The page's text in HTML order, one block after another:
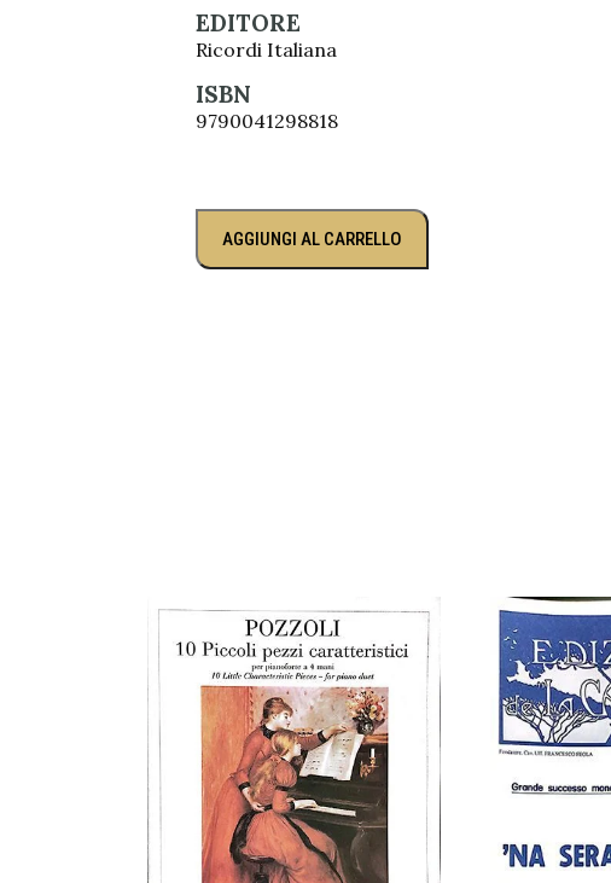
EDITORE
Ricordi Italiana
ISBN
9790041298818
AGGIUNGI AL CARRELLO